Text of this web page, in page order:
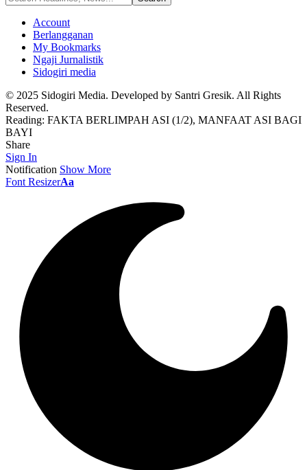
Account
Berlangganan
My Bookmarks
Ngaji Jurnalistik
Sidogiri media
© 2025 Sidogiri Media. Developed by Santri Gresik. All Rights
Reserved.
Reading: FAKTA BERLIMPAH ASI (1/2), MANFAAT ASI BAGI
BAYI
Share
Sign In
Notification Show More
Font ResizerAa